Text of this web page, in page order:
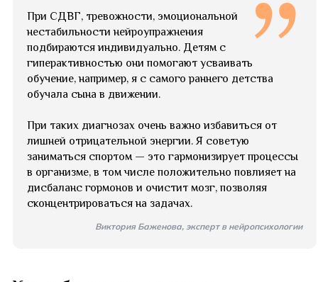
При СДВГ, тревожности, эмоциональной
нестабильности нейроупражнения
подбираются индивидуально. Детям с
гиперактивностью они помогают усваивать
обучение, например, я с самого раннего детства
обучала сына в движении.
При таких диагнозах очень важно избавиться от
лишней отрицательной энергии. Я советую
заниматься спортом — это гармонизирует процессы
в организме, в том числе положительно повлияет на
дисбаланс гормонов и очистит мозг, позволяя
сконцентрироваться на задачах.
Виктория Баженова, эксперт в нейропсихологии